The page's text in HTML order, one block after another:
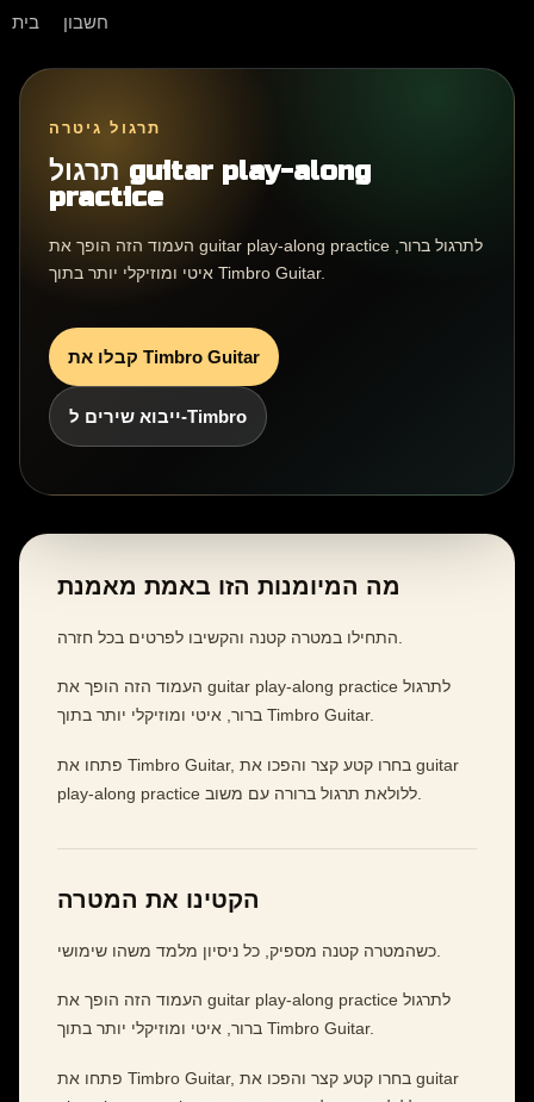
בית חשבון
תרגול גיטרה
תרגול guitar play-along
practice
העמוד הזה הופך את guitar play-along practice לתרגול ברור,
איטי ומוזיקלי יותר בתוך Timbro Guitar.
קבלו את Timbro Guitar
ייבוא שירים ל-Timbro
מה המיומנות הזו באמת מאמנת
העמוד הזה הופך את guitar play-along practice לתרגול
ברור, איטי ומוזיקלי יותר בתוך Timbro Guitar.
פתחו את Timbro Guitar, בחרו קטע קצר והפכו את guitar
הקטינו את המטרה
העמוד הזה הופך את guitar play-along practice לתרגול
ברור, איטי ומוזיקלי יותר בתוך Timbro Guitar.
פתחו את Timbro Guitar, בחרו קטע קצר והפכו את guitar